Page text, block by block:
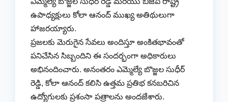
ఉపాధ్యక్షులు కోలా ఆనంద్ ముఖ్య అతిథులుగా
హాజరయ్యారు.
​ప్రజలకు మెరుగైన సేవలు అందిస్తూ అంకితభావంతో
పనిచేసిన సిబ్బందిని ఈ సందర్భంగా అధికారులు
అభినందించారు. అనంతరం ఎమ్మెల్యే బొజ్జల సుధీర్
రెడ్డి, కోలా ఆనంద్ కలిసి ఉత్తమ ప్రతిభ కనబరిచిన
ఉద్యోగులకు ప్రశంసా పత్రాలను అందజేశారు.